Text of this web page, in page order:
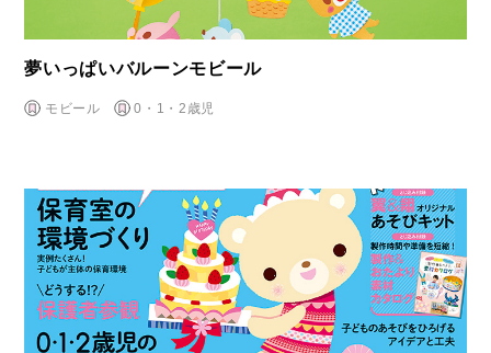
夢いっぱいバルーンモビール
モビール 0・1・2歳児